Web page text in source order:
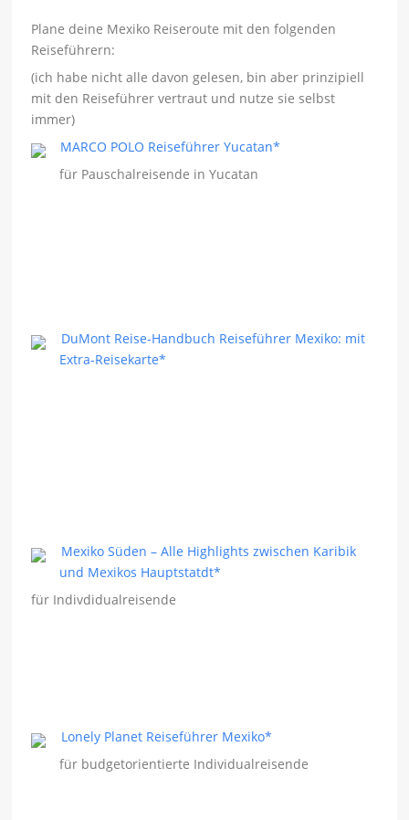
Plane deine Mexiko Reiseroute mit den folgenden
Reiseführern:
(ich habe nicht alle davon gelesen, bin aber prinzipiell
mit den Reiseführer vertraut und nutze sie selbst
immer)
MARCO POLO Reiseführer Yucatan*
für Pauschalreisende in Yucatan
DuMont Reise-Handbuch Reiseführer Mexiko: mit
Extra-Reisekarte*
Mexiko Süden – Alle Highlights zwischen Karibik
und Mexikos Hauptstatdt*
für Indivdidualreisende
Lonely Planet Reiseführer Mexiko*
für budgetorientierte Individualreisende